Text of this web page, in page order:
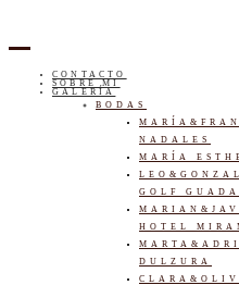
CONTACTO
SOBRE MI
GALERÍA
BODAS
NADALES
MARÍA
GOLF
HOTEL
DULZURA